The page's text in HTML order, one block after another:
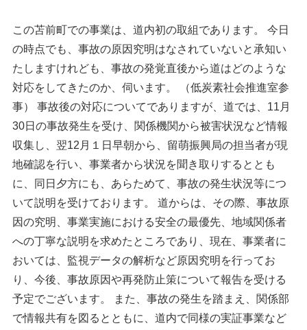
この苫前町での事業は、道内初の取組であります。 今日
の時点でも、事故の原因究明はなされていないと承知い
たしますけれども、事故の発覚直後から道はどのような
対応をしてきたのか、伺います。 （低炭素社会推進室参
事） 事故後の対応についてでありますが、道では、11月
30日の事故発生を受け、関係機関から被害状況など情報
収集し、翌12月１日早朝から、留萌振興局の担当者が現
地確認を行い、事業者から状況を聞き取りするととも
に、同日夕方にも、あらためて、事故の発生状況等につ
いて説明を受けております。 道からは、その際、事故原
因の究明、事業実施における安全の最優先、地域関係者
への丁寧な説明を求めたところであり、現在、事業者に
おいては、監視データの解析など原因究明を行ってお
り、今後、事故原因や再発防止策について報告を受ける
予定でございます。 また、事故の発生を踏まえ、関係部
で情報共有を図るとともに、道内で同様の実証事業など